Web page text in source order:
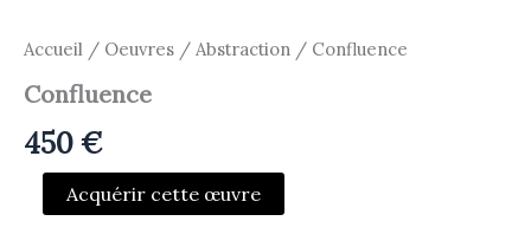
Accueil / Oeuvres / Abstraction / Confluence
Confluence
450€
quantitéAcquérir cette œuvre